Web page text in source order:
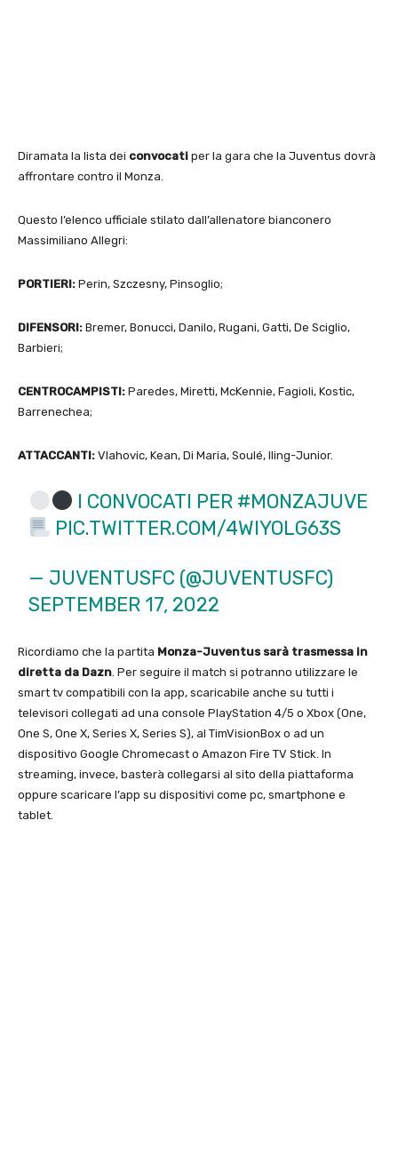
Diramata la lista dei convocati per la gara che la Juventus dovrà
affrontare contro il Monza.
Questo l’elenco ufficiale stilato dall’allenatore bianconero
Massimiliano Allegri:
PORTIERI: Perin, Szczesny, Pinsoglio;
DIFENSORI: Bremer, Bonucci, Danilo, Rugani, Gatti, De Sciglio,
Barbieri;
CENTROCAMPISTI: Paredes, Miretti, McKennie, Fagioli, Kostic,
Barrenechea;
ATTACCANTI: Vlahovic, Kean, Di Maria, Soulé, Iling-Junior.
I CONVOCATI PER #MONZAJUVE
PIC.TWITTER.COM/4WIYOLG63S
— JUVENTUSFC (@JUVENTUSFC)
SEPTEMBER 17, 2022
Ricordiamo che la partita Monza-Juventus sarà trasmessa in
diretta da Dazn . Per seguire il match si potranno utilizzare le
smart tv compatibili con la app, scaricabile anche su tutti i
televisori collegati ad una console PlayStation 4/5 o Xbox (One,
One S, One X, Series X, Series S), al TimVisionBox o ad un
dispositivo Google Chromecast o Amazon Fire TV Stick. In
streaming, invece, basterà collegarsi al sito della piattaforma
oppure scaricare l’app su dispositivi come pc, smartphone e
tablet.